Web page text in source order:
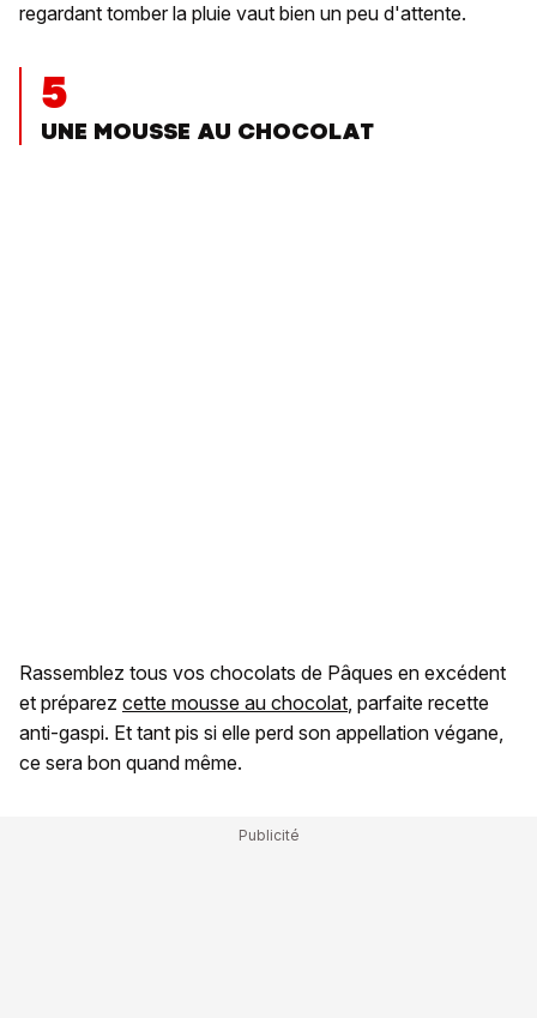
regardant tomber la pluie vaut bien un peu d'attente.
5
UNE MOUSSE AU CHOCOLAT
Rassemblez tous vos chocolats de Pâques en excédent
et préparez cette mousse au chocolat, parfaite recette
anti-gaspi. Et tant pis si elle perd son appellation végane,
ce sera bon quand même.